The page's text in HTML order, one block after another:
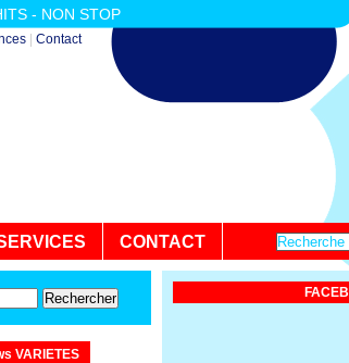
- NON STOP
Contact
CONTACT
VARIETES